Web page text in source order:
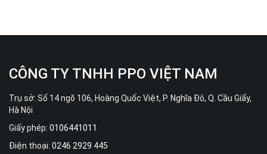
CÔNG TY TNHH PPO VIỆT NAM
Trụ sở: Số 14 ngõ 106, Hoàng Quốc Việt, P. Nghĩa Đô, Q. Cầu Giấy,
Hà Nội
Giấy phép: 0106441011
Điện thoại: 0246 2929 445